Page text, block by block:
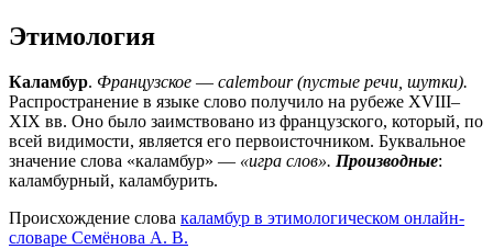
Этимология
Каламбур. Французское — calembour (пустые речи, шутки).
Распространение в языке слово получило на рубеже XVIII–
XIX вв. Оно было заимствовано из французского, который, по
всей видимости, является его первоисточником. Буквальное
значение слова «каламбур» — «игра слов». Производные:
каламбурный, каламбурить.
Происхождение слова каламбур в этимологическом онлайн-
словаре Семёнова А. В.